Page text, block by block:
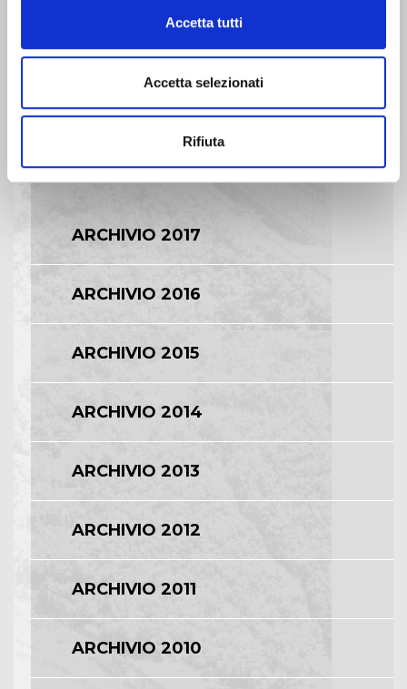
Accetta tutti
Accetta selezionati
Rifiuta
INTERMEDIE
ASSEMBLEE
COMUNICATI STAMPA
ARCHIVIO 2017
ARCHIVIO 2016
ARCHIVIO 2015
ARCHIVIO 2014
ARCHIVIO 2013
ARCHIVIO 2012
ARCHIVIO 2011
ARCHIVIO 2010